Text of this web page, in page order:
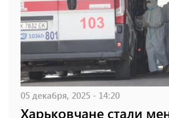
05 декабря, 2025 - 14:20
Харьковчане стали